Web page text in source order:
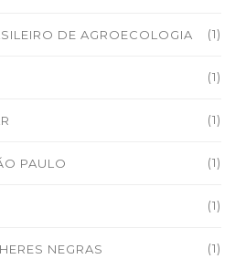
DE AGROECOLOGIA (1)
(1)
(1)
PAULO (1)
(1)
NEGRAS (1)